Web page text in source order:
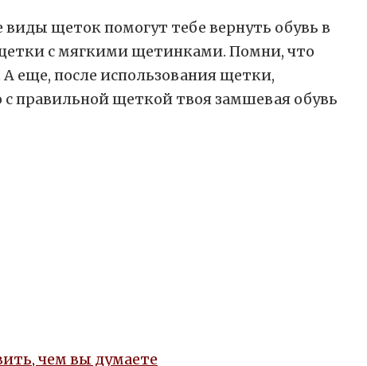
щеток помогут тебе вернуть обувь в
с мягкими щетинками. Помни, что
еще, после использования щетки,
правильной щеткой твоя замшевая обувь
чем вы думаете